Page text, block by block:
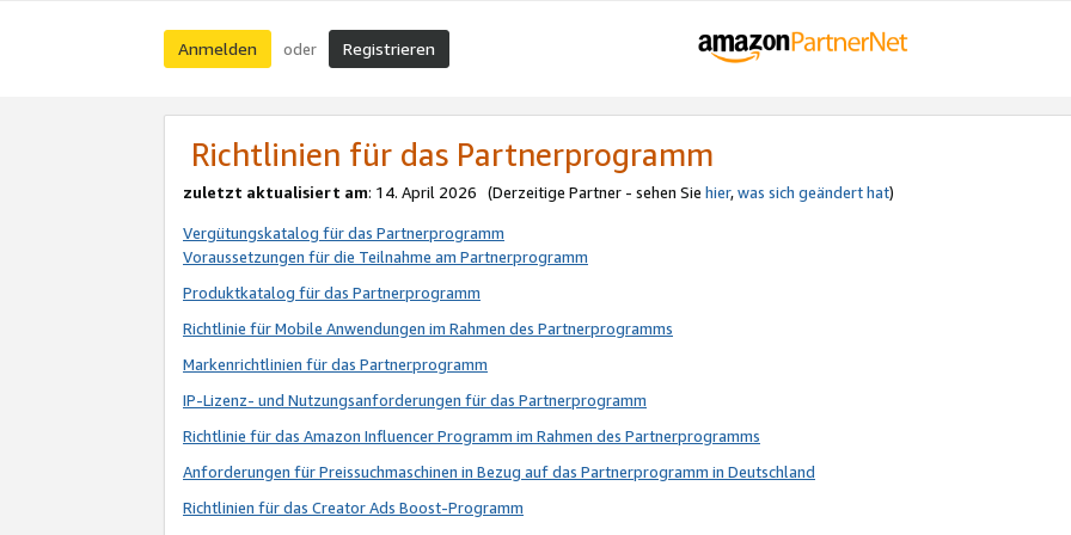
Anmelden oder Registrieren
Richtlinien für das Partnerprogramm
zuletzt aktualisiert am: 14. April 2026 (Derzeitige Partner - sehen Sie hier,was sich geändert hat)
Vergütungskatalog für das Partnerprogramm
Voraussetzungen für die Teilnahme am Partnerprogramm
Produktkatalog für das Partnerprogramm
Richtlinie für Mobile Anwendungen im Rahmen des Partnerprogramms
Markenrichtlinien für das Partnerprogramm
IP-Lizenz- und Nutzungsanforderungen für das Partnerprogramm
Richtlinie für das Amazon Influencer Programm im Rahmen des Partnerprogramms
Anforderungen für Preissuchmaschinen in Bezug auf das Partnerprogramm in Deutschland
Richtlinien für das Creator Ads Boost-Programm